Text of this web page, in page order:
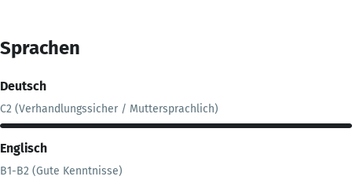
Sprachen
Deutsch
C2 (Verhandlungssicher / Muttersprachlich)
Englisch
B1-B2 (Gute Kenntnisse)